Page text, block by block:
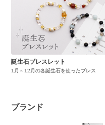
誕生石ブレスレット
1月～12月の各誕生石を使ったブレス
ブランド